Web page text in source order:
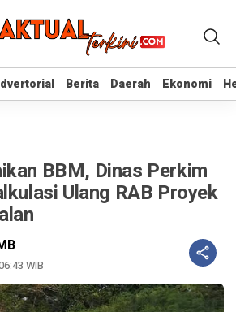
Berita Daerah Ekonomi
Berita Daerah Ekonomi
BBM, Dinas Perkim
Ulang RAB Proyek
WIB